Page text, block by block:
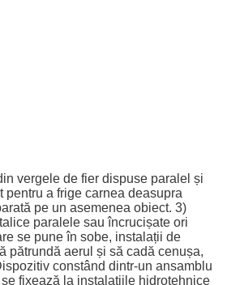
vergelede fier dispuse paralel și
pentru a frige carnea deasupra
pe un asemenea obiect. 3)
paralelesauîncrucișateori
se pune în sobe, instalații de
pătrundă aerul și să cadă cenușa,
constând dintr-un ansamblu
fixează la instalațiile hidrotehnice